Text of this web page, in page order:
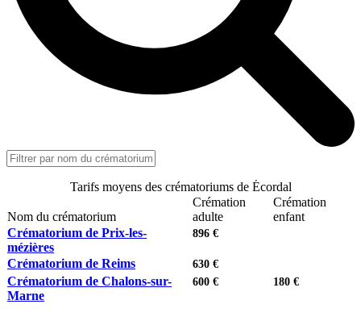
Tarifs moyens des crématoriums de Écordal
Nom du crématorium
Crémation
adulte
Crémation
enfant
Crématorium de Prix-les-
mézières
896 €
Crématorium de Reims 630 €
Crématorium de Chalons-sur-
Marne
600 € 180 €